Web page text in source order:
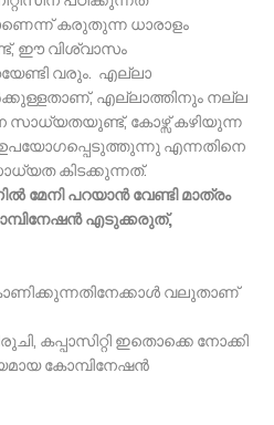
കരുതുന്ന ധാരാളം
ഈ വിശ്വാസം
വരും. എല്ലാ
എല്ലാത്തിനും നല്ല
സാധ്യതയുണ്ട്, കോഴ്സ് കഴിയുന്ന
എന്നതിനെ
കിടക്കുന്നത്.
മേനി പറയാൻ വേണ്ടി മാത്രം
എടുക്കരുത്,
വലുതാണ്
കപ്പാസിറ്റി ഇതൊക്കെ നോക്കി
കോമ്പിനേഷൻ